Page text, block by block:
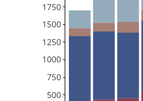
500
750
1000
1250
1500
1750